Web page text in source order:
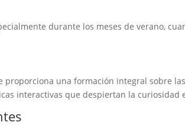
durante los meses de verano,
una formación integral sobre
interactivas que despiertan la curiosidad